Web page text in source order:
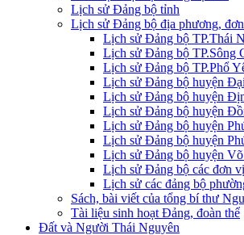
Lịch sử Đảng bộ tỉnh
Lịch sử Đảng bộ địa phương,
Lịch sử Đảng bộ TP.Thái
Lịch sử Đảng bộ TP.Sông
Lịch sử Đảng bộ TP.Phổ
Lịch sử Đảng bộ huyện
Lịch sử Đảng bộ huyện
Lịch sử Đảng bộ huyện
Lịch sử Đảng bộ huyện
Lịch sử Đảng bộ huyện
Lịch sử Đảng bộ huyện
Lịch sử Đảng bộ các đơn
Lịch sử các đảng bộ
Sách, bài viết của tổng bí thư
Tài liệu sinh hoạt Đảng, đoàn thể
Đất và Người Thái Nguyên